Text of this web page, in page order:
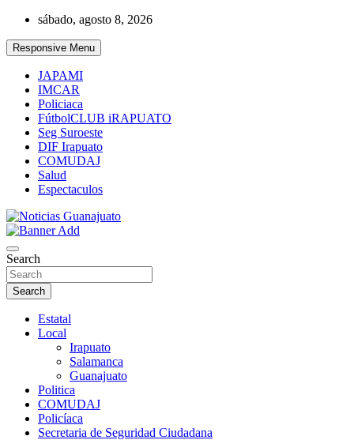
Skip
content
sábado, agosto 8, 2026
Responsive Menu
JAPAMI
IMCAR
Policiaca
FútbolCLUB iRAPUATO
Seg Suroeste
DIF Irapuato
COMUDAJ
Salud
Espectaculos
Noticias Guanajuato
Search
Search
Estatal
Local
Irapuato
Salamanca
Guanajuato
Politica
COMUDAJ
Policíaca
Secretaria de Seguridad Ciudadana